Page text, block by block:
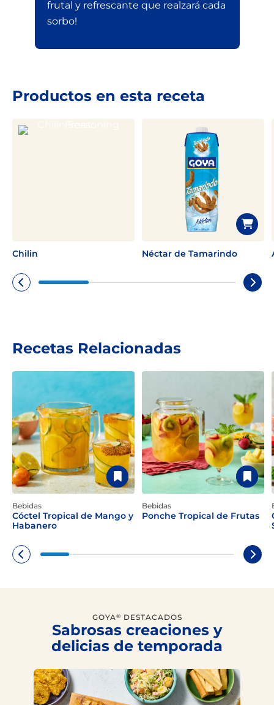
frutal y refrescante que realzará cada
sorbo!
Productos en esta receta
Chilin Néctar de Tamarindo
Recetas Relacionadas
Bebidas
Cóctel Tropical de Mango y
Habanero
Bebidas
Ponche Tropical de Frutas
GOYA® DESTACADOS
Sabrosas creaciones y
delicias de temporada